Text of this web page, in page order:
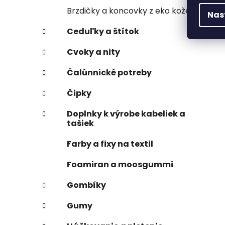
Brzdičky a koncovky z eko kože
Ceduľky a štítok
Cvoky a nity
Čalúnnické potreby
Čipky
Doplnky k výrobe kabeliek a
tašiek
Farby a fixy na textil
Foamiran a moosgummi
Gombíky
Gumy